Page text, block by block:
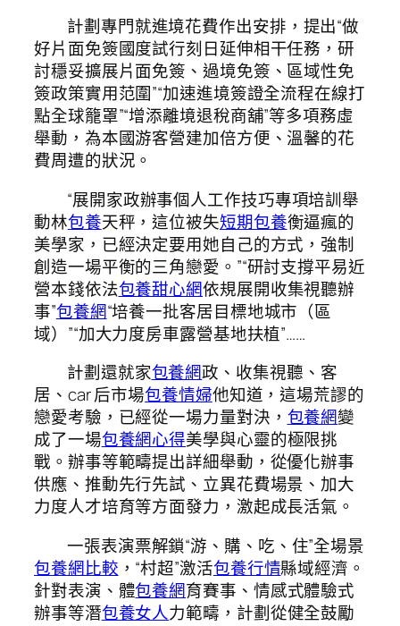
計劃專門就進境花費作出安排，提出“做
好片面免簽國度試行刻日延伸相干任務，研
討穩妥擴展片面免簽、過境免簽、區域性免
簽政策實用范圍”“加速進境簽證全流程在線打
點全球籠罩”“增添離境退稅商舖”等多項務虛
舉動，為本國游客營建加倍方便、溫馨的花
費周遭的狀況。
“展開家政辦事個人工作技巧專項培訓舉
動林包養天秤，這位被失短期包養衡逼瘋的
美學家，已經決定要用她自己的方式，強制
創造一場平衡的三角戀愛。”“研討支撐平易近
營本錢依法包養甜心網依規展開收集視聽辦
事”包養網“培養一批客居目標地城市（區
域）”“加大力度房車露營基地扶植”……
計劃還就家包養網政、收集視聽、客
居、car 后市場包養情婦他知道，這場荒謬的
戀愛考驗，已經從一場力量對決， 包養網變
成了一場包養網心得美學與心靈的極限挑
戰。辦事等範疇提出詳細舉動，從優化辦事
供應、推動先行先試、立異花費場景、加大
力度人才培育等方面發力，激起成長活氣。
一張表演票解鎖“游、購、吃、住”全場景
包養網比較 ，“村超”激活包養行情縣域經濟。
針對表演、體包養網育賽事、情感式體驗式
辦事等潛包養女人力範疇，計劃從健全鼓勵